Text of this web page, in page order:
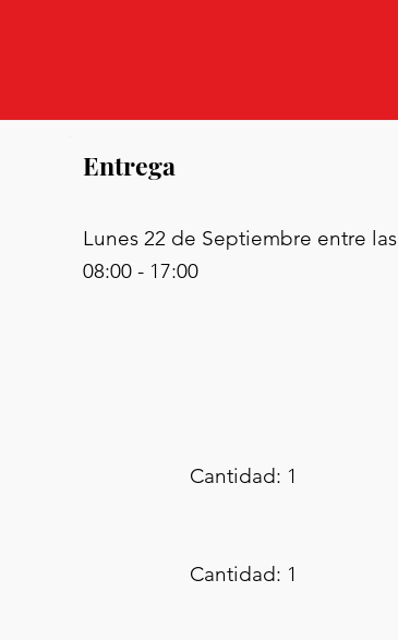
Entrega
Lunes 22 de Septiembre entre las
08:00 - 17:00
Cantidad: 1
Cantidad: 1